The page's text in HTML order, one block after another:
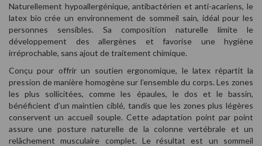
Naturellement hypoallergénique, antibactérien et anti-acariens, le
latex bio crée un environnement de sommeil sain, idéal pour les
personnes sensibles. Sa composition naturelle limite le
développement des allergènes et favorise une hygiène
irréprochable, sans ajout de traitement chimique.
Conçu pour offrir un soutien ergonomique, le latex répartit la
pression de manière homogène sur l’ensemble du corps. Les zones
les plus sollicitées, comme les épaules, le dos et le bassin,
bénéficient d’un maintien ciblé, tandis que les zones plus légères
conservent un accueil souple. Cette adaptation point par point
assure une posture naturelle de la colonne vertébrale et un
relâchement musculaire complet. Le résultat est un sommeil